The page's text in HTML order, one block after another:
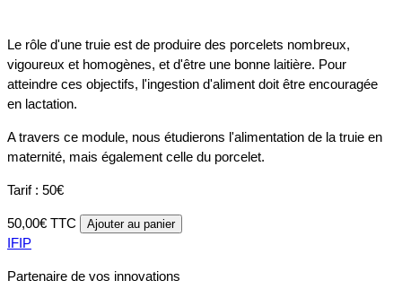
Le rôle d'une truie est de produire des porcelets nombreux,
vigoureux et homogènes, et d'être une bonne laitière. Pour
atteindre ces objectifs, l'ingestion d'aliment doit être encouragée
en lactation.
A travers ce module, nous étudierons l'alimentation de la truie en
maternité, mais également celle du porcelet.
Tarif : 50€
50,00€ TTC Ajouter au panier
IFIP
Partenaire de vos innovations